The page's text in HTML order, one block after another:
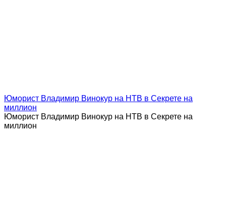
Юморист Владимир Винокур на НТВ в Секрете на
миллион
Юморист Владимир Винокур на НТВ в Секрете на
миллион